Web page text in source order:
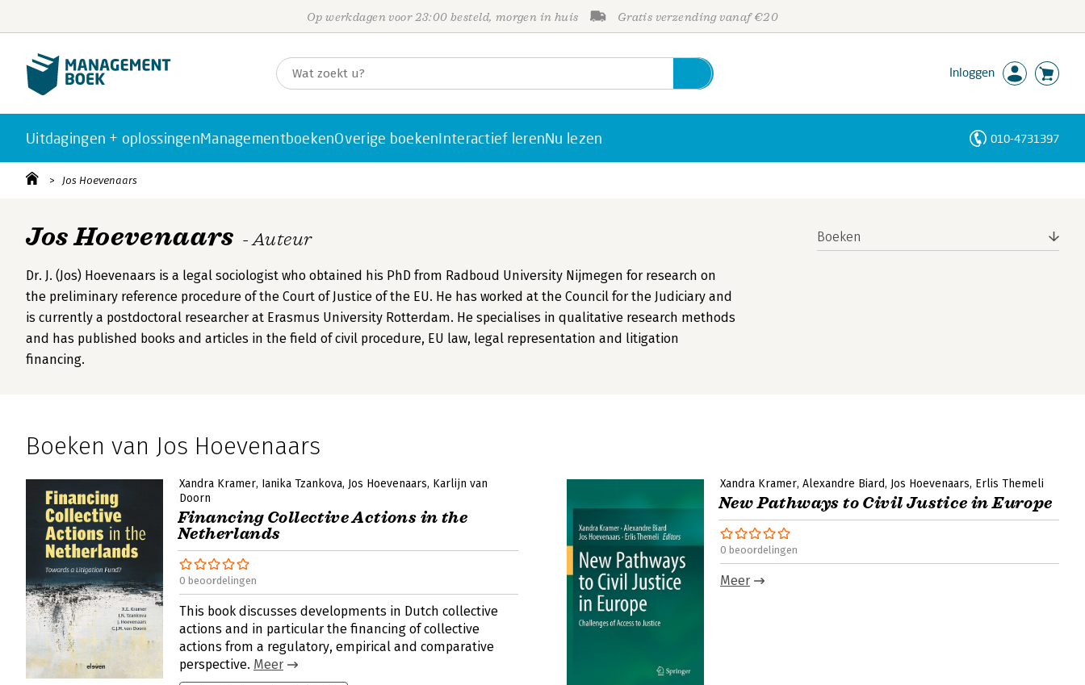
Op werkdagen voor 23:00 besteld, morgen in huis Gratis verzending vanaf €20
Inloggen
Uitdagingen + oplossingenManagementboekenOverige boekenInteractief lerenNu lezen 010-4731397
Jos Hoevenaars
Jos Hoevenaars - Auteur
Dr. J. (Jos) Hoevenaars is a legal sociologist who obtained his PhD from Radboud University Nijmegen for research on
the preliminary reference procedure of the Court of Justice of the EU. He has worked at the Council for the Judiciary and
is currently a postdoctoral researcher at Erasmus University Rotterdam. He specialises in qualitative research methods
and has published books and articles in the field of civil procedure, EU law, legal representation and litigation
financing.
Boeken
Boeken van Jos Hoevenaars
Xandra Kramer Ianika Tzankova Jos Hoevenaars Karlijn van
Doorn
Financing Collective Actions in the
Netherlands
0 beoordelingen
This book discusses developments in Dutch collective
actions and in particular the financing of collective
actions from a regulatory, empirical and comparative
perspective. Meer
Xandra Kramer Alexandre Biard Jos Hoevenaars Erlis Themeli
New Pathways to Civil Justice in Europe
0 beoordelingen
Meer
Personen